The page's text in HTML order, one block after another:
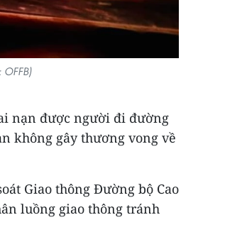
nạn được người đi đường
không gây thương vong về
Giao thông Đường bộ Cao
luồng giao thông tránh